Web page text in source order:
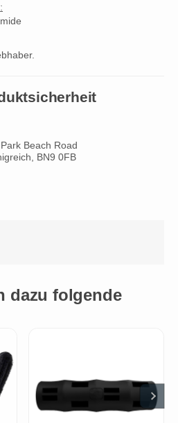
Beach Road
BN9 0FB
dazu folgende